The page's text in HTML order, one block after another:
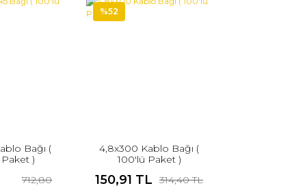
Bağı (
)
712,80
%52
4,8x300 Kablo Bağı (
100'lü Paket )
150,91 TL 314,40 TL